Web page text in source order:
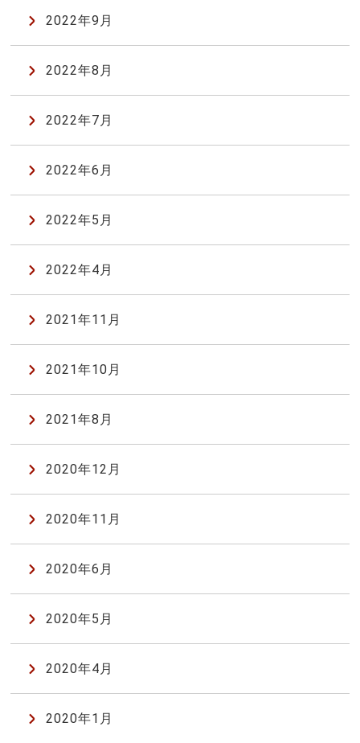
2022年9月
2022年8月
2022年7月
2022年6月
2022年5月
2022年4月
2021年11月
2021年10月
2021年8月
2020年12月
2020年11月
2020年6月
2020年5月
2020年4月
2020年1月